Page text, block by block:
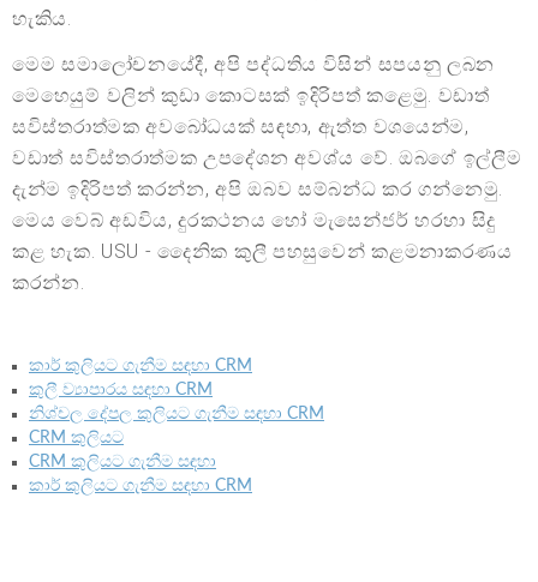
හැකිය.
මෙම සමාලෝචනයේදී, අපි පද්ධතිය විසින් සපයනු ලබන
මෙහෙයුම් වලින් කුඩා කොටසක් ඉදිරිපත් කළෙමු. වඩාත්
සවිස්තරාත්මක අවබෝධයක් සඳහා, ඇත්ත වශයෙන්ම,
වඩාත් සවිස්තරාත්මක උපදේශන අවශ්ය වේ. ඔබගේ ඉල්ලීම
දැන්ම ඉදිරිපත් කරන්න, අපි ඔබව සම්බන්ධ කර ගන්නෙමු.
මෙය වෙබ් අඩවිය, දුරකථනය හෝ මැසෙන්ජර් හරහා සිදු
කළ හැක. USU - දෛනික කුලී පහසුවෙන් කළමනාකරණය
කරන්න.
කාර් කුලියට ගැනීම සඳහා CRM
කුලී ව්‍යාපාරය සඳහා CRM
නිශ්චල දේපල කුලියට ගැනීම සඳහා CRM
CRM කුලියට
CRM කුලියට ගැනීම සඳහා
කාර් කුලියට ගැනීම සඳහා CRM